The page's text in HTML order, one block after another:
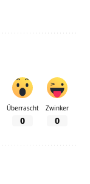
Überrascht
0
Zwinker
0